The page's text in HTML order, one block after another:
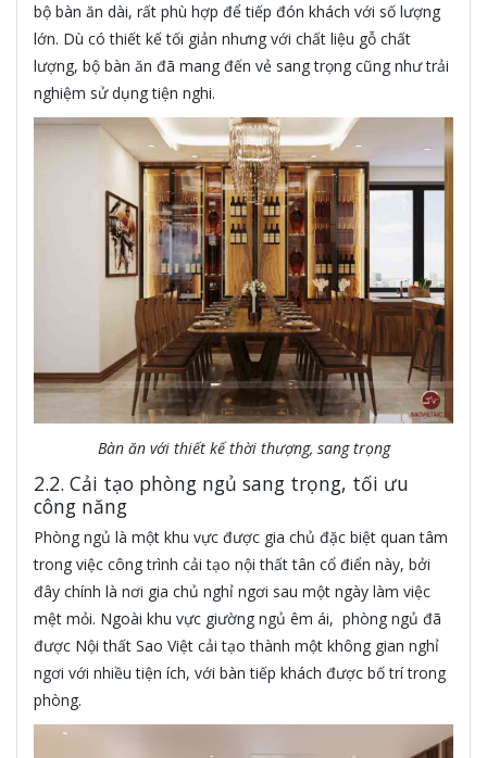
bộ bàn ăn dài, rất phù hợp để tiếp đón khách với số lượng
lớn. Dù có thiết kế tối giản nhưng với chất liệu gỗ chất
lượng, bộ bàn ăn đã mang đến vẻ sang trọng cũng như trải
nghiệm sử dụng tiện nghi.
Bàn ăn với thiết kế thời thượng, sang trọng
2.2. Cải tạo phòng ngủ sang trọng, tối ưu
công năng
Phòng ngủ là một khu vực được gia chủ đặc biệt quan tâm
trong việc công trình cải tạo nội thất tân cổ điển này, bởi
đây chính là nơi gia chủ nghỉ ngơi sau một ngày làm việc
mệt mỏi. Ngoài khu vực giường ngủ êm ái, phòng ngủ đã
được Nội thất Sao Việt cải tạo thành một không gian nghỉ
ngơi với nhiều tiện ích, với bàn tiếp khách được bố trí trong
phòng.